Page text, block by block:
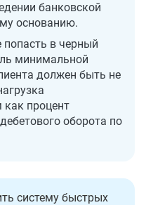
банковской
основанию.
в черный
минимальной
должен быть не
как процент
оборота по
систему быстрых